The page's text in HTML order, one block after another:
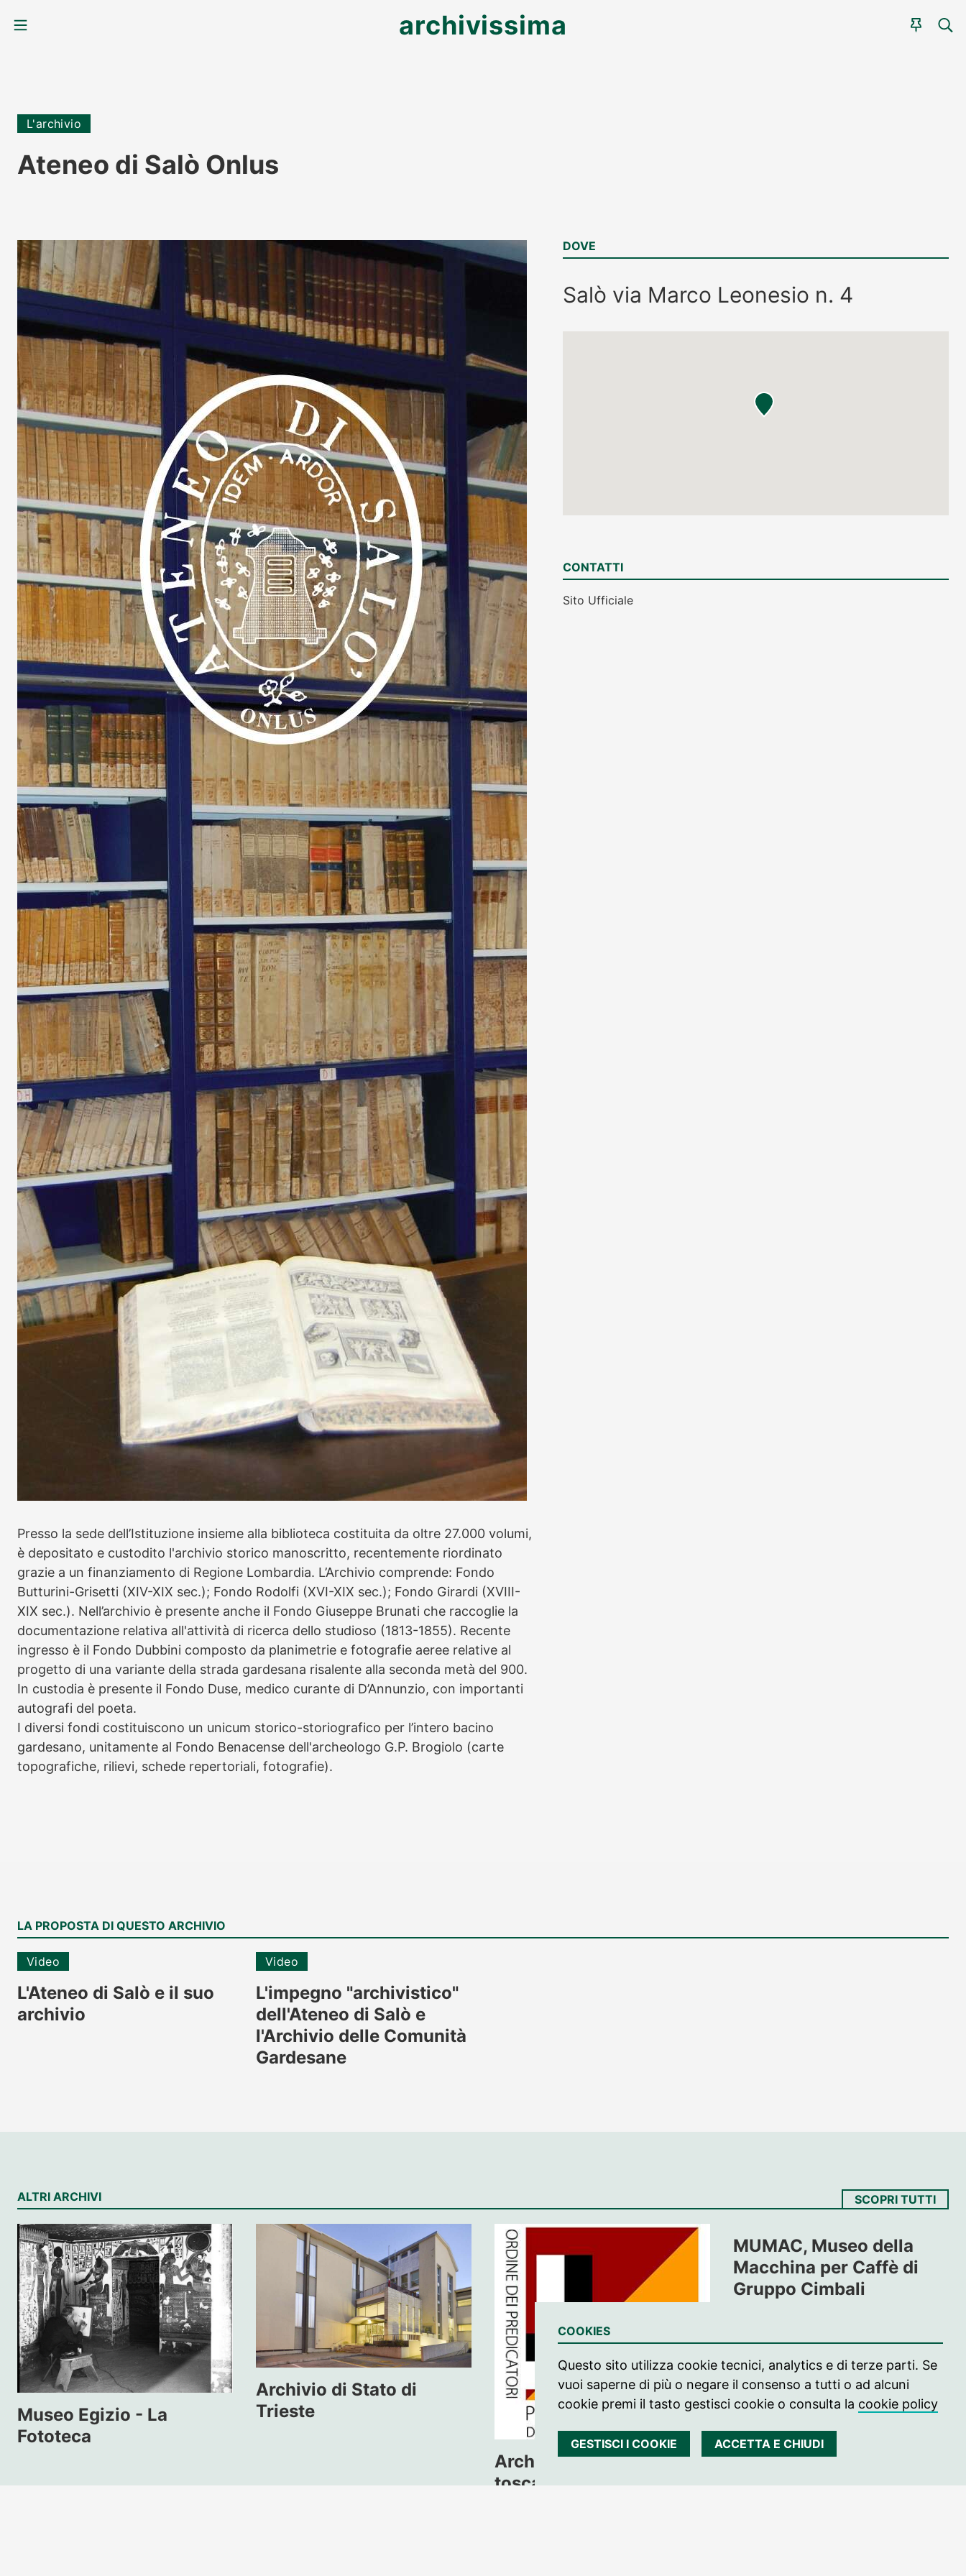
MENU archivissima
L'archivio
Ateneo di Salò Onlus
Presso la sede dell’Istituzione insieme alla biblioteca costituita da oltre 27.000 volumi,
è depositato e custodito l'archivio storico manoscritto, recentemente riordinato
grazie a un finanziamento di Regione Lombardia. L’Archivio comprende: Fondo
Butturini-Grisetti (XIV-XIX sec.); Fondo Rodolfi (XVI-XIX sec.); Fondo Girardi (XVIII-
XIX sec.). Nell’archivio è presente anche il Fondo Giuseppe Brunati che raccoglie la
documentazione relativa all'attività di ricerca dello studioso (1813-1855). Recente
ingresso è il Fondo Dubbini composto da planimetrie e fotografie aeree relative al
progetto di una variante della strada gardesana risalente alla seconda metà del 900.
In custodia è presente il Fondo Duse, medico curante di D’Annunzio, con importanti
autografi del poeta.
I diversi fondi costituiscono un unicum storico-storiografico per l’intero bacino
gardesano, unitamente al Fondo Benacense dell'archeologo G.P. Brogiolo (carte
topografiche, rilievi, schede repertoriali, fotografie).
DOVE
Salò via Marco Leonesio n. 4
CONTATTI
Sito Ufficiale
LA PROPOSTA DI QUESTO ARCHIVIO
Video
L'Ateneo di Salò e il suo
archivio
Video
L'impegno "archivistico"
dell'Ateneo di Salò e
l'Archivio delle Comunità
Gardesane
ALTRI ARCHIVI SCOPRI TUTTI
Museo Egizio - La
Fototeca
Archivio di Stato di
Trieste
Archivi fiorentini e
toscani della Provincia
MUMAC, Museo della
Macchina per Caffè di
Gruppo Cimbali
COOKIES
Questo sito utilizza cookie tecnici, analytics e di terze parti. Se
vuoi saperne di più o negare il consenso a tutti o ad alcuni
cookie premi il tasto gestisci cookie o consulta la cookie policy
GESTISCI I COOKIE ACCETTA E CHIUDI